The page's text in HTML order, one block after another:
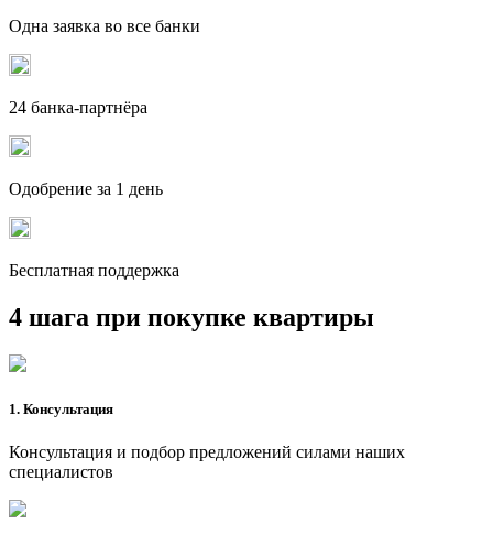
Одна заявка во все банки
24 банка-партнёра
Одобрение за 1 день
Бесплатная поддержка
4 шага при покупке квартиры
1. Консультация
Консультация и подбор предложений силами наших
специалистов